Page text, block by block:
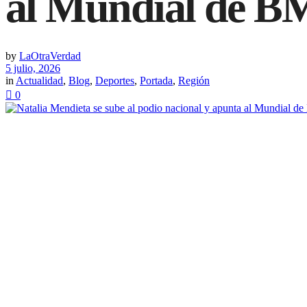
by LaOtraVerdad
5 julio, 2026
in Actualidad, Blog, Deportes, Portada, Región
0